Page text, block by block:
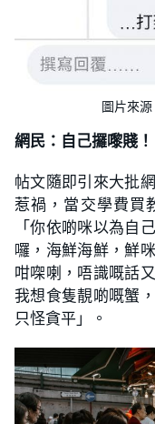
圖片來
網民：自己攞嚟賤！
帖文隨即引來大批
惹禍，當交學費買
「你依啲咪以為自
囉，海鮮海鮮，鮮
咁㗎喇，唔識嘅話
我想食隻靚啲嘅蟹
只怪貪平」。